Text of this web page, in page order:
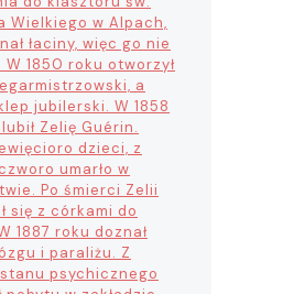
Wielkiego w Alpach,
łaciny, więc go nie
1850 roku otworzył
a
jubilerski. W 1858
Zelię Guérin.
dzieci, z
umarło w
Po śmierci Zelii
się z córkami do
1887 roku doznał
i paraliżu. Z
psychicznego